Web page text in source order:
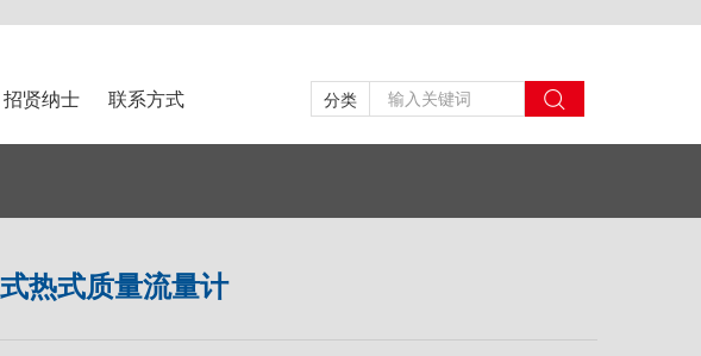
招贤纳士 联系方式 分类
热式质量流量计